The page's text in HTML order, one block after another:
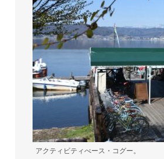
アクティビティべース・コグー。